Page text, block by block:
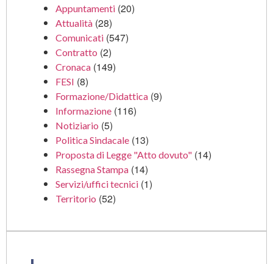
Appuntamenti (20)
Attualità (28)
Comunicati (547)
Contratto (2)
Cronaca (149)
FESI (8)
Formazione/Didattica (9)
Informazione (116)
Notiziario (5)
Politica Sindacale (13)
Proposta di Legge "Atto dovuto" (14)
Rassegna Stampa (14)
Servizi/uffici tecnici (1)
Territorio (52)